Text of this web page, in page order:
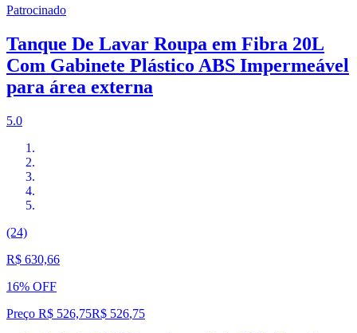
Patrocinado
Tanque De Lavar Roupa em Fibra 20L
Com Gabinete Plástico ABS Impermeável
para área externa
5.0
(24)
R$ 630,66
16% OFF
Preço R$ 526,75R$ 526,75